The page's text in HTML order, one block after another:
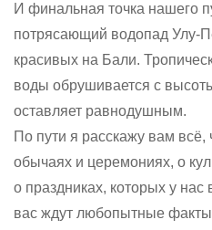
И финальная точка нашего
потрясающий водопад Улу-
красивых на Бали.
воды обрушивается с
оставляет равнодушным.
По пути я расскажу вам
обычаях и церемониях, о
о праздниках, которых у
вас ждут любопытные факты